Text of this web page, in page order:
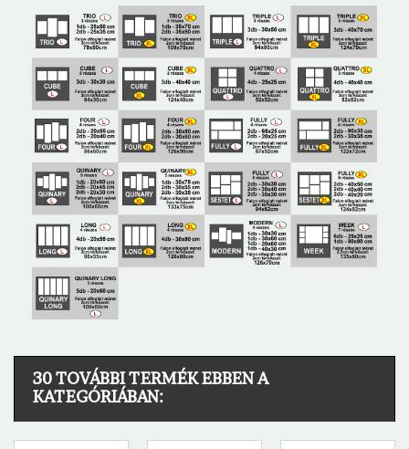
30 TOVÁBBI TERMÉK EBBEN A
KATEGÓRIÁBAN: